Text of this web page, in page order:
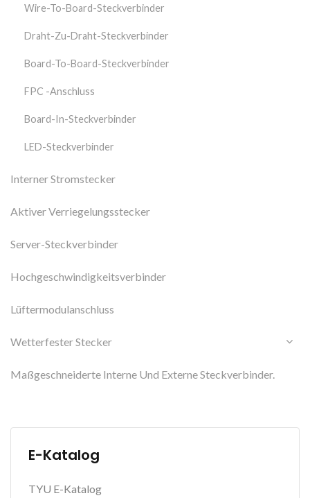
Wire-To-Board-Steckverbinder
Draht-Zu-Draht-Steckverbinder
Board-To-Board-Steckverbinder
FPC -Anschluss
Board-In-Steckverbinder
LED-Steckverbinder
Interner Stromstecker
Aktiver Verriegelungsstecker
Server-Steckverbinder
Hochgeschwindigkeitsverbinder
Lüftermodulanschluss
Wetterfester Stecker
Maßgeschneiderte Interne Und Externe Steckverbinder.
E-Katalog
TYU E-Katalog